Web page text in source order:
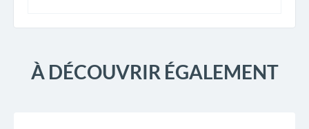
À DÉCOUVRIR ÉGALEMENT